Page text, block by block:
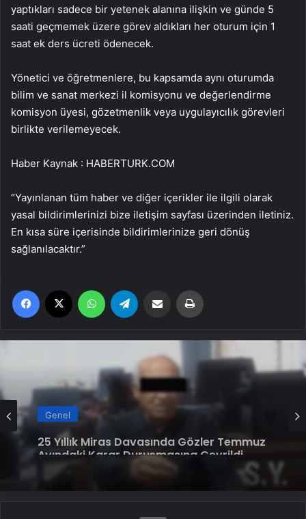
yaptıkları sadece bir yetenek alanına ilişkin ve günde 5
saati geçmemek üzere görev aldıkları her oturum için 1
saat ek ders ücreti ödenecek.
Yönetici ve öğretmenlere, bu kapsamda aynı oturumda
bilim ve sanat merkezi il komisyonu ve değerlendirme
komisyon üyesi, gözetmenlik veya uygulayıcılık görevleri
birlikte verilemeyecek.
Haber Kaynak : HABERTURK.COM
“Yayınlanan tüm haber ve diğer içerikler ile ilgili olarak
yasal bildirimlerinizi bize iletişim sayfası üzerinden iletiniz.
En kısa süre içerisinde bildirimlerinize geri dönüş
sağlanılacaktır.”
Facebook WhatsApp Email'den paylaş
Genel
Genel
Serjoy : Dijital Medya Ajansı, Google
Reklam Ajansı, SEO Ajansı ve Web
Tasarım Ajansı